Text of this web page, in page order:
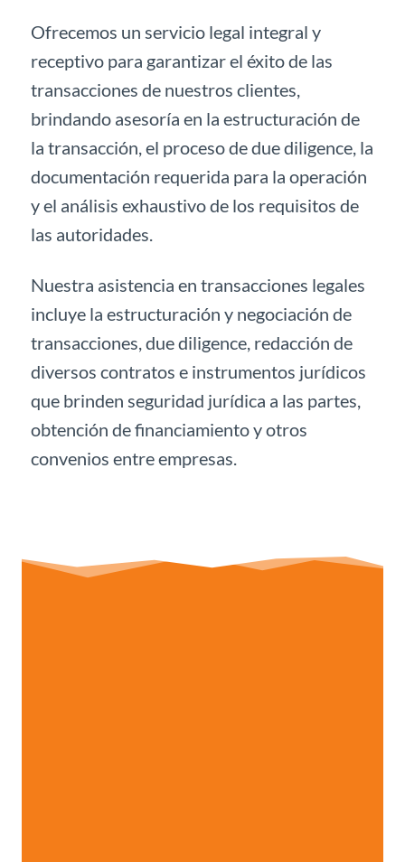
Ofrecemos un servicio legal integral y
receptivo para garantizar el éxito de las
transacciones de nuestros clientes,
brindando asesoría en la estructuración de
la transacción, el proceso de due diligence, la
documentación requerida para la operación
y el análisis exhaustivo de los requisitos de
las autoridades.
Nuestra asistencia en transacciones legales
incluye la estructuración y negociación de
transacciones, due diligence, redacción de
diversos contratos e instrumentos jurídicos
que brinden seguridad jurídica a las partes,
obtención de financiamiento y otros
convenios entre empresas.